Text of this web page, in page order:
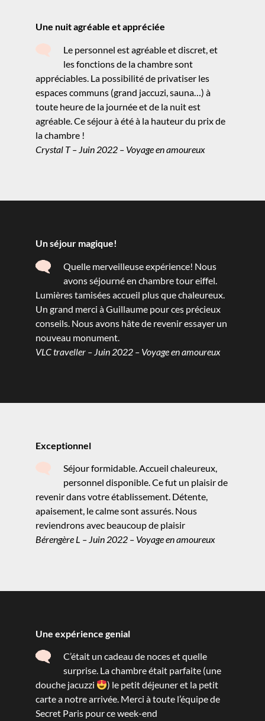
Une nuit agréable et appréciée
Le personnel est agréable et discret, et
les fonctions de la chambre sont
appréciables. La possibilité de privatiser les
espaces communs (grand jaccuzi, sauna…) à
toute heure de la journée et de la nuit est
agréable. Ce séjour à été à la hauteur du prix de
la chambre !
Crystal T – Juin 2022 – Voyage en amoureux
Un séjour magique!
Quelle merveilleuse expérience! Nous
avons séjourné en chambre tour eiffel.
Lumières tamisées accueil plus que chaleureux.
Un grand merci à Guillaume pour ces précieux
conseils. Nous avons hâte de revenir essayer un
nouveau monument.
VLC traveller – Juin 2022 – Voyage en amoureux
Exceptionnel
Séjour formidable. Accueil chaleureux,
personnel disponible. Ce fut un plaisir de
revenir dans votre établissement. Détente,
apaisement, le calme sont assurés. Nous
reviendrons avec beaucoup de plaisir
Bérengère L – Juin 2022 – Voyage en amoureux
Une expérience genial
C’était un cadeau de noces et quelle
surprise. La chambre était parfaite (une
douche jacuzzi
) le petit déjeuner et la petit
carte a notre arrivée. Merci à toute l’équipe de
Secret Paris pour ce week-end